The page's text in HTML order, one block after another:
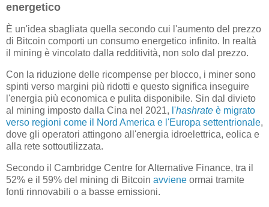
energetico
È un'idea sbagliata quella secondo cui l'aumento del prezzo
di Bitcoin comporti un consumo energetico infinito. In realtà
il mining è vincolato dalla redditività, non solo dal prezzo.
Con la riduzione delle ricompense per blocco, i miner sono
spinti verso margini più ridotti e questo significa inseguire
l'energia più economica e pulita disponibile. Sin dal divieto
al mining imposto dalla Cina nel 2021, l'hashrate è migrato
verso regioni come il Nord America e l'Europa settentrionale,
dove gli operatori attingono all'energia idroelettrica, eolica e
alla rete sottoutilizzata.
Secondo il Cambridge Centre for Alternative Finance, tra il
52% e il 59% del mining di Bitcoin avviene ormai tramite
fonti rinnovabili o a basse emissioni.